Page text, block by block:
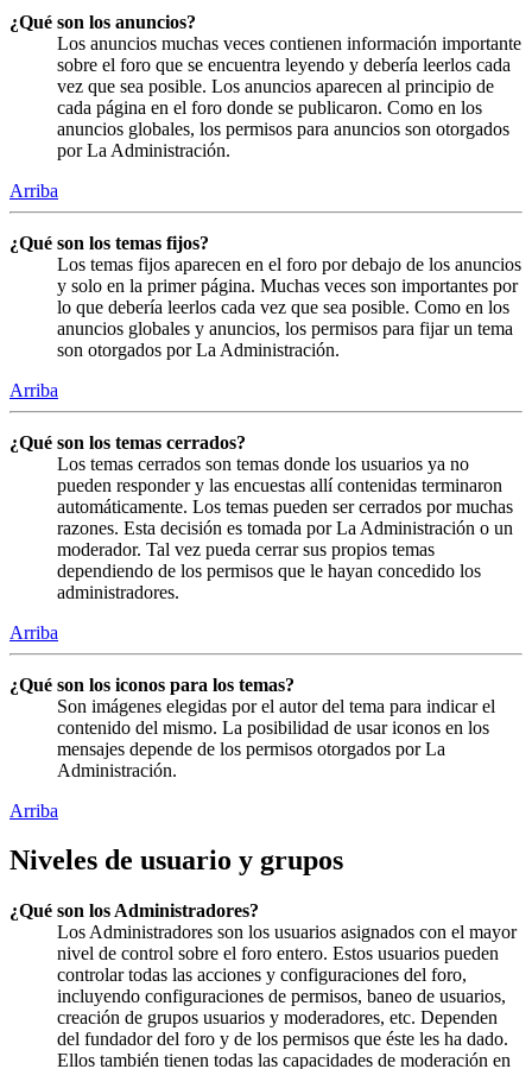
¿Qué son los anuncios?
Los anuncios muchas veces contienen información importante
sobre el foro que se encuentra leyendo y debería leerlos cada
vez que sea posible. Los anuncios aparecen al principio de
cada página en el foro donde se publicaron. Como en los
anuncios globales, los permisos para anuncios son otorgados
por La Administración.
Arriba
¿Qué son los temas fijos?
Los temas fijos aparecen en el foro por debajo de los anuncios
y solo en la primer página. Muchas veces son importantes por
lo que debería leerlos cada vez que sea posible. Como en los
anuncios globales y anuncios, los permisos para fijar un tema
son otorgados por La Administración.
Arriba
¿Qué son los temas cerrados?
Los temas cerrados son temas donde los usuarios ya no
pueden responder y las encuestas allí contenidas terminaron
automáticamente. Los temas pueden ser cerrados por muchas
razones. Esta decisión es tomada por La Administración o un
moderador. Tal vez pueda cerrar sus propios temas
dependiendo de los permisos que le hayan concedido los
administradores.
Arriba
¿Qué son los iconos para los temas?
Son imágenes elegidas por el autor del tema para indicar el
contenido del mismo. La posibilidad de usar iconos en los
mensajes depende de los permisos otorgados por La
Administración.
Arriba
Niveles de usuario y grupos
¿Qué son los Administradores?
Los Administradores son los usuarios asignados con el mayor
nivel de control sobre el foro entero. Estos usuarios pueden
controlar todas las acciones y configuraciones del foro,
incluyendo configuraciones de permisos, baneo de usuarios,
creación de grupos usuarios y moderadores, etc. Dependen
del fundador del foro y de los permisos que éste les ha dado.
Ellos también tienen todas las capacidades de moderación en